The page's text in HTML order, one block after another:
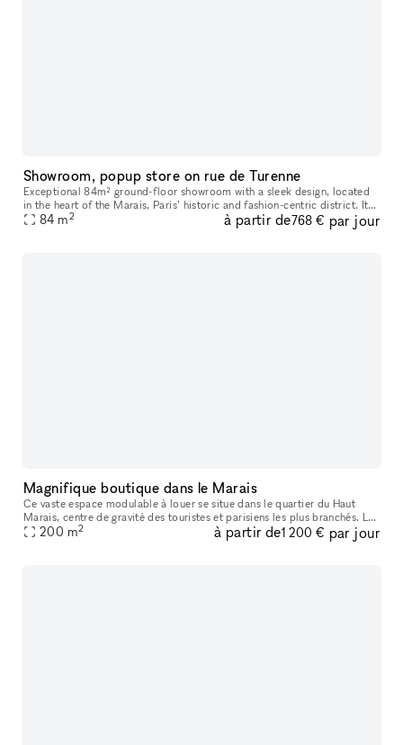
Showroom, popup store on rue de Turenne
Exceptional 84m² ground-floor showroom with a sleek design, located
in the heart of the Marais, Paris’ historic and fashion-centric district. Its
prime location and flexible layout make it ideal for
84 m2 à partir de768 € par jour
Magnifique boutique dans le Marais
Ce vaste espace modulable à louer se situe dans le quartier du Haut
Marais, centre de gravité des touristes et parisiens les plus branchés. Les
boutiques y sont pointues, les bars et restaurants, con
200 m2 à partir de1 200 € par jour